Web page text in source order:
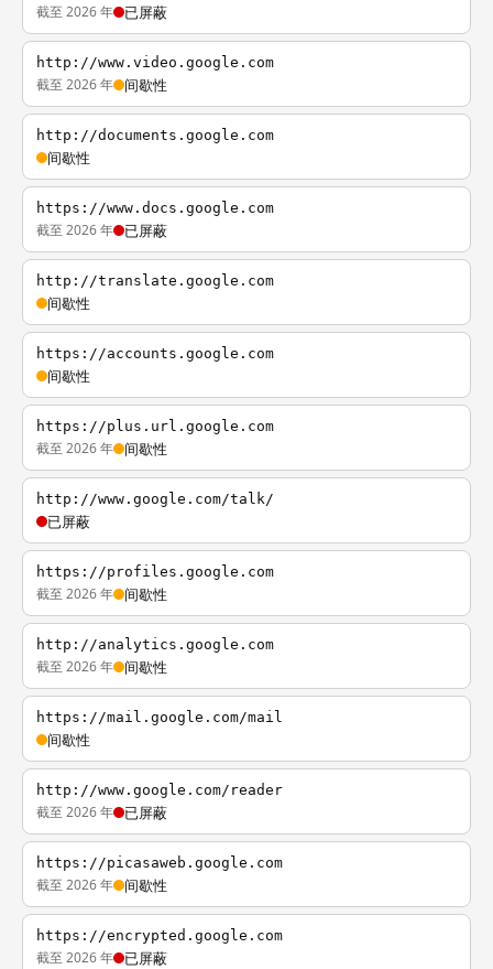
截至 2026 年 已屏蔽
http://www.video.google.com
截至 2026 年 间歇性
http://documents.google.com
间歇性
https://www.docs.google.com
截至 2026 年 已屏蔽
http://translate.google.com
间歇性
https://accounts.google.com
间歇性
https://plus.url.google.com
截至 2026 年 间歇性
http://www.google.com/talk/
已屏蔽
https://profiles.google.com
截至 2026 年 间歇性
http://analytics.google.com
截至 2026 年 间歇性
https://mail.google.com/mail
间歇性
http://www.google.com/reader
截至 2026 年 已屏蔽
https://picasaweb.google.com
截至 2026 年 间歇性
https://encrypted.google.com
截至 2026 年 已屏蔽